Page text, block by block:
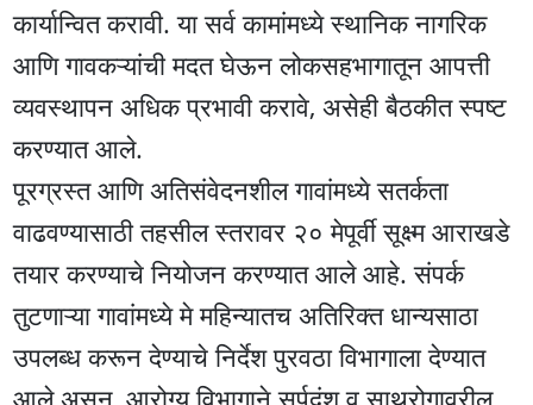
कार्यान्वित करावी. या सर्व कामांमध्ये स्थानिक नागरिक
आणि गावकऱ्यांची मदत घेऊन लोकसहभागातून आपत्ती
व्यवस्थापन अधिक प्रभावी करावे, असेही बैठकीत स्पष्ट
करण्यात आले.
पूरग्रस्त आणि अतिसंवेदनशील गावांमध्ये सतर्कता
वाढवण्यासाठी तहसील स्तरावर २० मेपूर्वी सूक्ष्म आराखडे
तयार करण्याचे नियोजन करण्यात आले आहे. संपर्क
तुटणाऱ्या गावांमध्ये मे महिन्यातच अतिरिक्त धान्यसाठा
उपलब्ध करून देण्याचे निर्देश पुरवठा विभागाला देण्यात
आले असून, आरोग्य विभागाने सर्पदंश व साथरोगावरील